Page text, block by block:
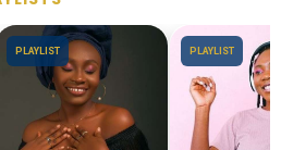
PLAYLIST PLAYLIST